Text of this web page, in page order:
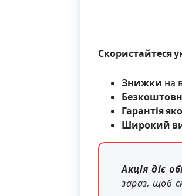
Скористайтеся
Знижки на
Гарантія
Широкий
Акція діє
зараз, щоб